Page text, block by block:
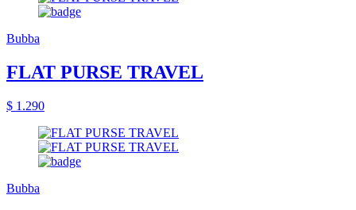
Bubba
FLAT PURSE TRAVEL
$ 1.290
Bubba